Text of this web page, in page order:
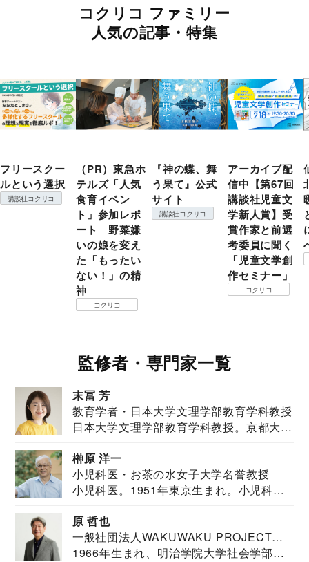
コクリコ ファミリー
人気の記事・特集
フリースクー
ルという選択
講談社コクリコ
（PR）東急ホ
テルズ「人気
食育イベン
ト」参加レポ
ート 野菜嫌
いの娘を変え
た「もったい
ない！」の精
神
コクリコ
『神の蝶、舞
う果て』公式
サイト
講談社コクリコ
アーカイブ配
信中【第67回
講談社児童文
学新人賞】受
賞作家と前選
考委員に聞く
「児童文学創
作セミナー」
コクリコ
監修者・専門家一覧
末冨 芳
教育学者・日本大学文理学部教育学科教授
日本大学文理学部教育学科教授。京都大学
榊原 洋一
小児科医・お茶の水女子大学名誉教授
小児科医。1951年東京生まれ。小児科
原 哲也
一般社団法人WAKUWAKU PROJECT
JAPAN代表・言語聴覚士・社会福祉士
1966年生まれ、明治学院大学社会学部福